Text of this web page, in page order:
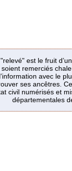
est le fruit
soient remerciés
avec le
ses ancêtres.
civil numérisés et
départementales